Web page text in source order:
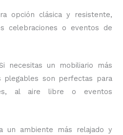
opción clásica y resistente,
celebraciones o eventos de
necesitas un mobiliario más
plegables son perfectas para
al aire libre o eventos
un ambiente más relajado y